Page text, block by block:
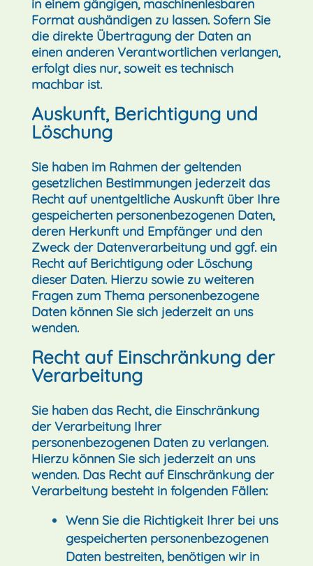
in einem gängigen, maschinenlesbaren
Format aushändigen zu lassen. Sofern Sie
die direkte Übertragung der Daten an
einen anderen Verantwortlichen verlangen,
erfolgt dies nur, soweit es technisch
machbar ist.
Auskunft, Berichtigung und
Löschung
Sie haben im Rahmen der geltenden
gesetzlichen Bestimmungen jederzeit das
Recht auf unentgeltliche Auskunft über Ihre
gespeicherten personenbezogenen Daten,
deren Herkunft und Empfänger und den
Zweck der Datenverarbeitung und ggf. ein
Recht auf Berichtigung oder Löschung
dieser Daten. Hierzu sowie zu weiteren
Fragen zum Thema personenbezogene
Daten können Sie sich jederzeit an uns
wenden.
Recht auf Einschränkung der
Verarbeitung
Sie haben das Recht, die Einschränkung
der Verarbeitung Ihrer
personenbezogenen Daten zu verlangen.
Hierzu können Sie sich jederzeit an uns
wenden. Das Recht auf Einschränkung der
Verarbeitung besteht in folgenden Fällen:
Wenn Sie die Richtigkeit Ihrer bei uns
gespeicherten personenbezogenen
Daten bestreiten, benötigen wir in